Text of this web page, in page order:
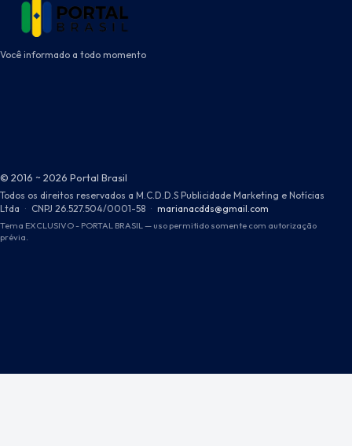
Você informado a todo momento
© 2016 ~ 2026 Portal Brasil
Todos os direitos reservados a M.C.D.D.S Publicidade Marketing e Notícias
Ltda · CNPJ 26.527.504/0001-58 · marianacdds@gmail.com
Tema EXCLUSIVO - PORTAL BRASIL — uso permitido somente com autorização
prévia.